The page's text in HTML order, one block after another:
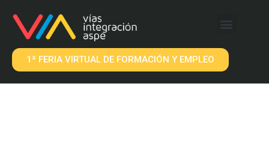
1ª FERIA VIRTUAL DE FORMACIÓN Y EMPLEO